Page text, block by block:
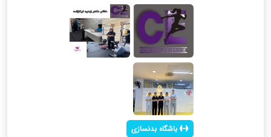
باشگاه بدنسازی